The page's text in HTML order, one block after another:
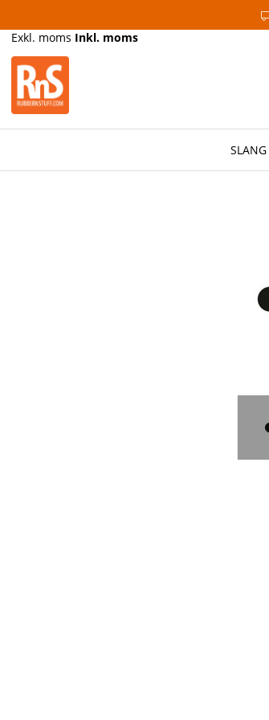
Exkl. moms Inkl. moms
SLANG